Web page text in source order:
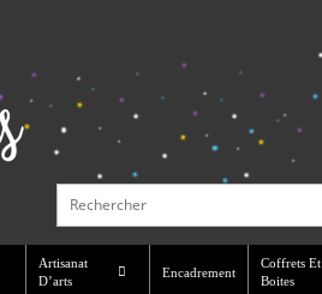
Artisanat
D’arts
Encadrement
Coffrets Et
Boites